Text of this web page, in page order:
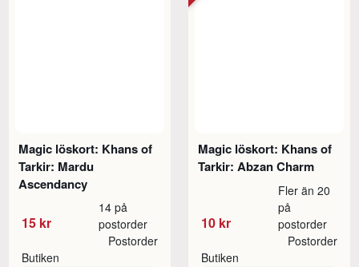
Magic löskort: Khans of
Tarkir: Mardu
Ascendancy
15 kr
14 på
postorder
Butiken
Postorder
Magic löskort: Khans of
Tarkir: Abzan Charm
10 kr
Fler än 20
på
postorder
Butiken
Postorder